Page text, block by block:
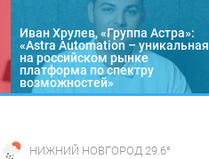
Иван Хрулев, «Группа Астра»:
«Astra Automation – уникальная
на российском рынке
платформа по спектру
возможностей»
НИЖНИЙ НОВГОРОД 29.6°